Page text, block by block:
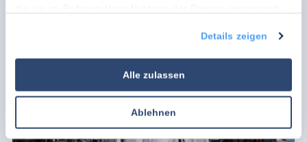
Details zeigen
Alle zulassen
Ablehnen
Preisliste herunterladen